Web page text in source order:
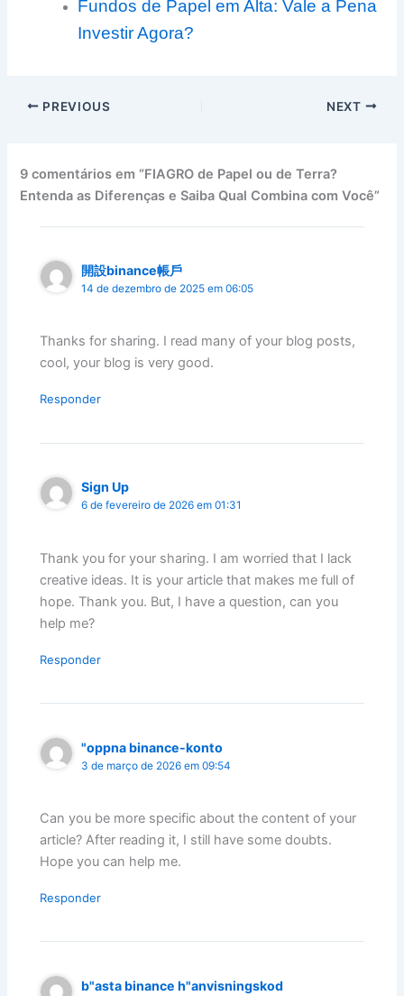
Fundos de Papel em Alta: Vale a Pena
Investir Agora?
PREVIOUS NEXT
9 comentários em “FIAGRO de Papel ou de Terra?
Entenda as Diferenças e Saiba Qual Combina com Você”
開設binance帳戶
14 de dezembro de 2025 em 06:05
Thanks for sharing. I read many of your blog posts,
cool, your blog is very good.
Responder
Sign Up
6 de fevereiro de 2026 em 01:31
Thank you for your sharing. I am worried that I lack
creative ideas. It is your article that makes me full of
hope. Thank you. But, I have a question, can you
help me?
Responder
"oppna binance-konto
3 de março de 2026 em 09:54
Can you be more specific about the content of your
article? After reading it, I still have some doubts.
Hope you can help me.
Responder
b"asta binance h"anvisningskod